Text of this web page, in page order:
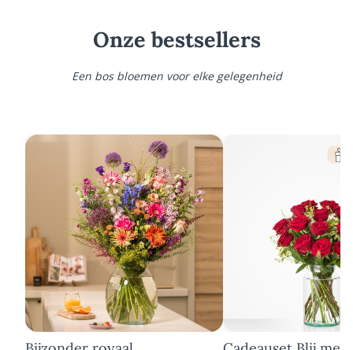
Onze bestsellers
Een bos bloemen voor elke gelegenheid